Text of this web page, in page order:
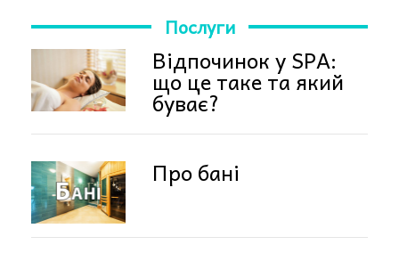
Послуги
Відпочинок у SPA:
що це таке та який
буває?
Про бані